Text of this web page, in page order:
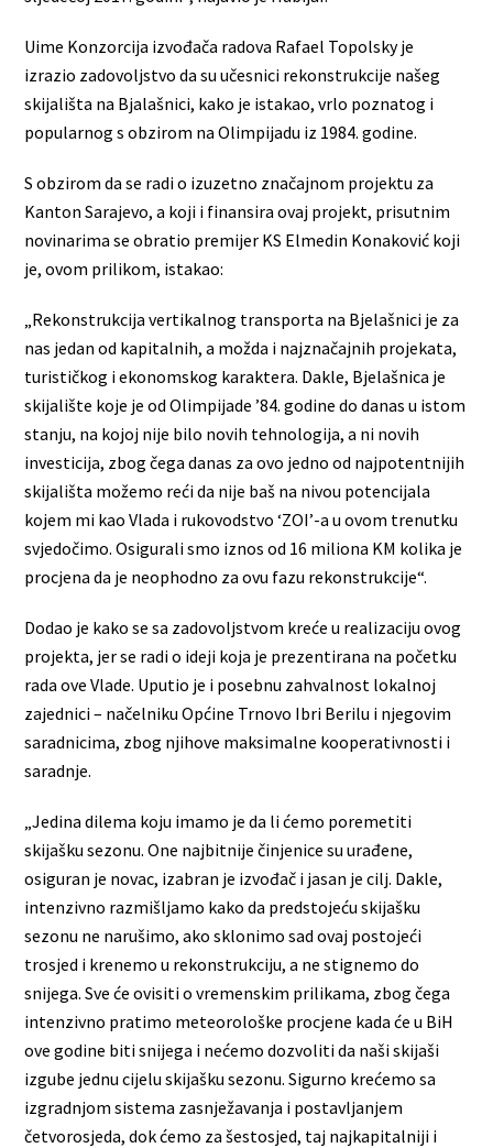
Uime Konzorcija izvođača radova Rafael Topolsky je
izrazio zadovoljstvo da su učesnici rekonstrukcije našeg
skijališta na Bjalašnici, kako je istakao, vrlo poznatog i
popularnog s obzirom na Olimpijadu iz 1984. godine.
S obzirom da se radi o izuzetno značajnom projektu za
Kanton Sarajevo, a koji i finansira ovaj projekt, prisutnim
novinarima se obratio premijer KS Elmedin Konaković koji
je, ovom prilikom, istakao:
„Rekonstrukcija vertikalnog transporta na Bjelašnici je za
nas jedan od kapitalnih, a možda i najznačajnih projekata,
turističkog i ekonomskog karaktera. Dakle, Bjelašnica je
skijalište koje je od Olimpijade ’84. godine do danas u istom
stanju, na kojoj nije bilo novih tehnologija, a ni novih
investicija, zbog čega danas za ovo jedno od najpotentnijih
skijališta možemo reći da nije baš na nivou potencijala
kojem mi kao Vlada i rukovodstvo ‘ZOI’-a u ovom trenutku
svjedočimo. Osigurali smo iznos od 16 miliona KM kolika je
procjena da je neophodno za ovu fazu rekonstrukcije“.
Dodao je kako se sa zadovoljstvom kreće u realizaciju ovog
projekta, jer se radi o ideji koja je prezentirana na početku
rada ove Vlade. Uputio je i posebnu zahvalnost lokalnoj
zajednici – načelniku Općine Trnovo Ibri Berilu i njegovim
saradnicima, zbog njihove maksimalne kooperativnosti i
saradnje.
„Jedina dilema koju imamo je da li ćemo poremetiti
skijašku sezonu. One najbitnije činjenice su urađene,
osiguran je novac, izabran je izvođač i jasan je cilj. Dakle,
intenzivno razmišljamo kako da predstojeću skijašku
sezonu ne narušimo, ako sklonimo sad ovaj postojeći
trosjed i krenemo u rekonstrukciju, a ne stignemo do
snijega. Sve će ovisiti o vremenskim prilikama, zbog čega
intenzivno pratimo meteorološke procjene kada će u BiH
ove godine biti snijega i nećemo dozvoliti da naši skijaši
izgube jednu cijelu skijašku sezonu. Sigurno krećemo sa
izgradnjom sistema zasnježavanja i postavljanjem
četvorosjeda, dok ćemo za šestosjed, taj najkapitalniji i